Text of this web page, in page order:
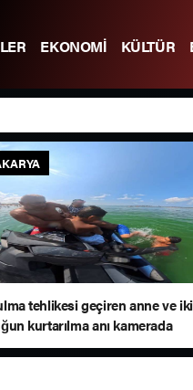
EKONOMİ KÜLTÜR
tehlikesi geçiren anne ve iki
kurtarılma anı kamerada